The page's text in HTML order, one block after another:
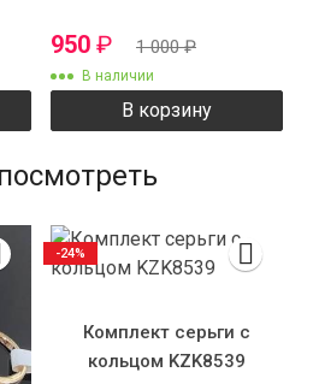
950 ₽ 1 000₽
В наличии
В корзину
Комплект серьги с
кольцом KZK8539
-24%